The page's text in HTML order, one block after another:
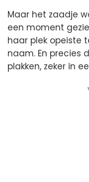
Maar het zaadje
een moment
haar plek opeiste
naam. En precies
plakken, zeker in